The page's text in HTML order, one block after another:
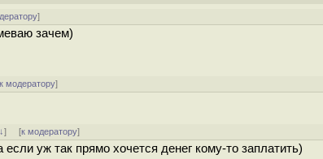
]
зачем)
к модератору]
↓] [к модератору]
уж так прямо хочется денег кому-то заплатить)